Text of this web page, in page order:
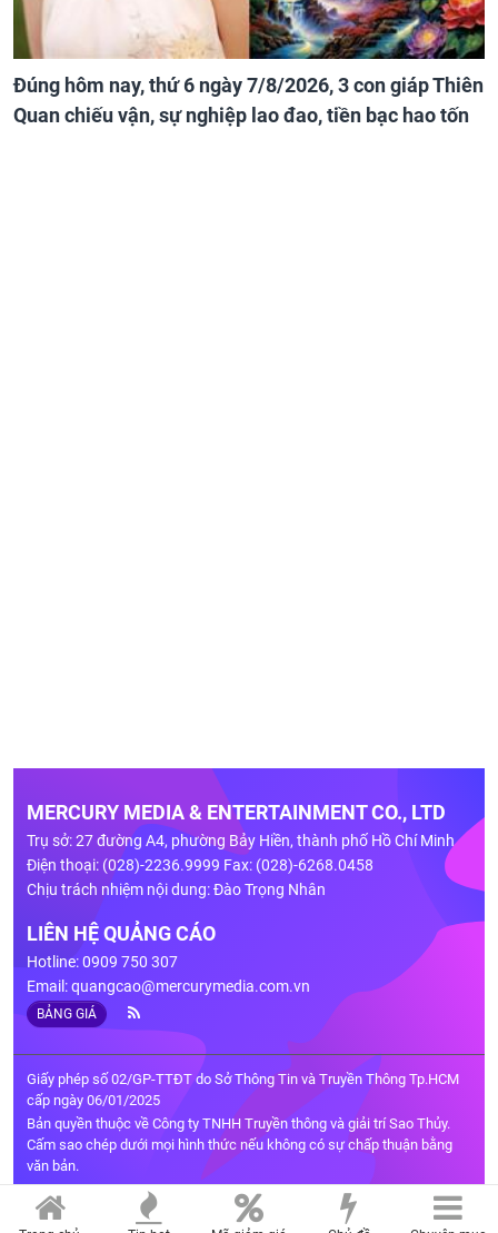
Đúng hôm nay, thứ 6 ngày 7/8/2026, 3 con giáp Thiên
Quan chiếu vận, sự nghiệp lao đao, tiền bạc hao tốn
MERCURY MEDIA & ENTERTAINMENT CO., LTD
Trụ sở: 27 đường A4, phường Bảy Hiền, thành phố Hồ Chí Minh
Điện thoại: (028)-2236.9999 Fax: (028)-6268.0458
Chịu trách nhiệm nội dung: Đào Trọng Nhân
LIÊN HỆ QUẢNG CÁO
Hotline: 0909 750 307
Email:quangcao@mercurymedia.com.vn
BẢNG GIÁ
Giấy phép số 02/GP-TTĐT do Sở Thông Tin và Truyền Thông Tp.HCM
cấp ngày 06/01/2025
Bản quyền thuộc về Công ty TNHH Truyền thông và giải trí Sao Thủy.
Cấm sao chép dưới mọi hình thức nếu không có sự chấp thuận bằng
văn bản.